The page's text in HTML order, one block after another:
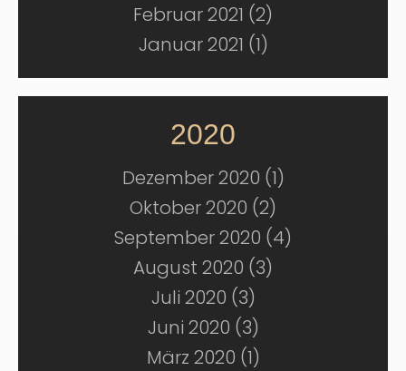
Februar 2021 (2)
Januar 2021 (1)
2020
Dezember 2020 (1)
Oktober 2020 (2)
September 2020 (4)
August 2020 (3)
Juli 2020 (3)
Juni 2020 (3)
März 2020 (1)